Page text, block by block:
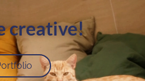
creative!